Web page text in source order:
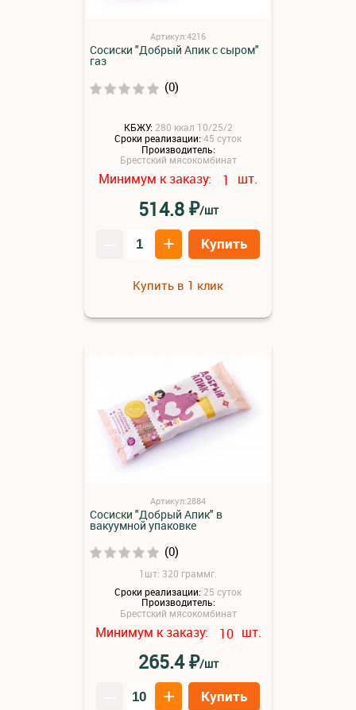
Артикул:4216
Сосиски "Добрый Апик с сыром"
газ
(0)
КБЖУ: 280 ккал 10/25/2
Сроки реализации:45 суток
Производитель:
Брестский мясокомбинат
Минимум к заказу: 1 шт.
514.8₽/шт
+ Купить
Купить в 1 клик
Артикул:2884
Сосиски "Добрый Апик" в
вакуумной упаковке
(0)
1шт: 320 граммг.
Сроки реализации: 25 суток
Производитель:
Брестский мясокомбинат
Минимум к заказу: 10 шт.
265.4₽/шт
+ Купить